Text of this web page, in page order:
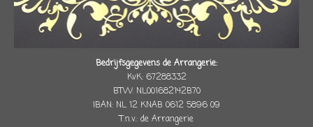
Bedrijfsgegevens de Arrangerie:
KvK: 67288332
BTW: NL001682142B70
IBAN: NL 12 KNAB 0612 5896 09
T.n.v.: de Arrangerie